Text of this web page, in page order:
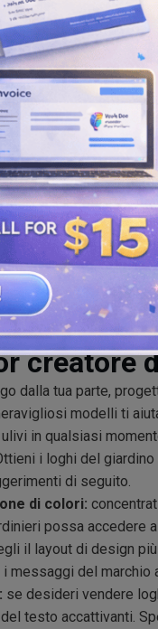
creatore
dalla tua parte,
modelli ti
in qualsiasi
i loghi del
di seguito.
di colori:
possa accedere
il layout di design
messaggi del marchio
se desideri vendere
testo accattivanti.